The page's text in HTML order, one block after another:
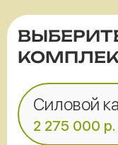
Силовой
2 275 000 р.